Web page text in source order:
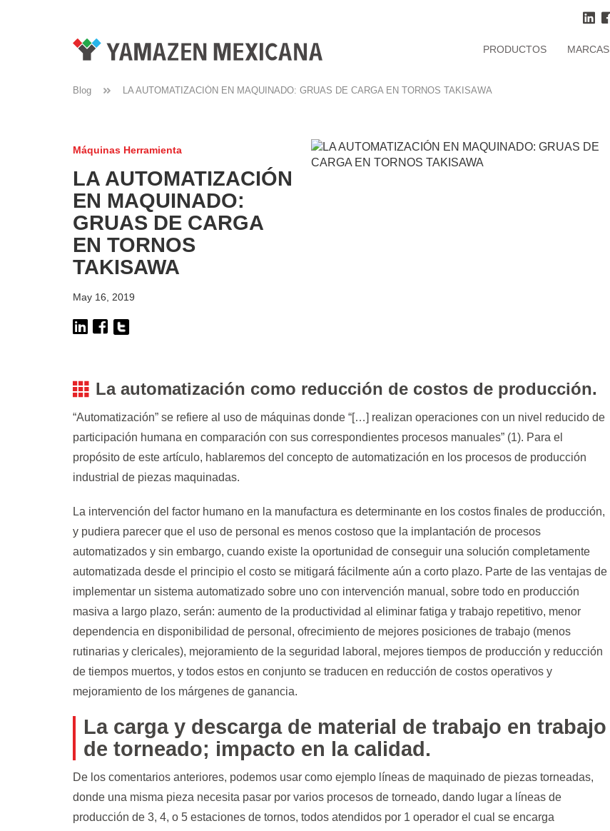
PRODUCTOS MARCAS
Blog LA AUTOMATIZACIÓN EN MAQUINADO: GRUAS DE CARGA EN TORNOS TAKISAWA
Máquinas Herramienta
LA AUTOMATIZACIÓN
EN MAQUINADO:
GRUAS DE CARGA
EN TORNOS
TAKISAWA
May 16, 2019
La automatización como reducción de costos de producción.
“Automatización” se refiere al uso de máquinas donde “[…] realizan operaciones con un nivel reducido de
participación humana en comparación con sus correspondientes procesos manuales” (1). Para el
propósito de este artículo, hablaremos del concepto de automatización en los procesos de producción
industrial de piezas maquinadas.
La intervención del factor humano en la manufactura es determinante en los costos finales de producción,
y pudiera parecer que el uso de personal es menos costoso que la implantación de procesos
automatizados y sin embargo, cuando existe la oportunidad de conseguir una solución completamente
automatizada desde el principio el costo se mitigará fácilmente aún a corto plazo. Parte de las ventajas de
implementar un sistema automatizado sobre uno con intervención manual, sobre todo en producción
masiva a largo plazo, serán: aumento de la productividad al eliminar fatiga y trabajo repetitivo, menor
dependencia en disponibilidad de personal, ofrecimiento de mejores posiciones de trabajo (menos
rutinarias y clericales), mejoramiento de la seguridad laboral, mejores tiempos de producción y reducción
de tiempos muertos, y todos estos en conjunto se traducen en reducción de costos operativos y
mejoramiento de los márgenes de ganancia.
La carga y descarga de material de trabajo en trabajo
de torneado; impacto en la calidad.
De los comentarios anteriores, podemos usar como ejemplo líneas de maquinado de piezas torneadas,
donde una misma pieza necesita pasar por varios procesos de torneado, dando lugar a líneas de
producción de 3, 4, o 5 estaciones de tornos, todos atendidos por 1 operador el cual se encarga